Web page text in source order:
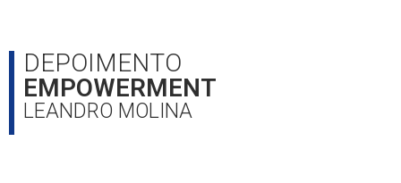
DEPOIMENTO
EMPOWERMENT
LEANDRO MOLINA